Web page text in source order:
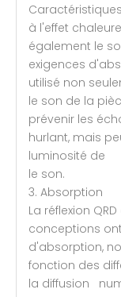
à l'effet
également le
exigences
utilisé non
le son de la
prévenir les
hurlant, mais
luminosité de
le son.
3. Absorption
La réflexion
conceptions
d'absorption,
fonction des
la diffusion